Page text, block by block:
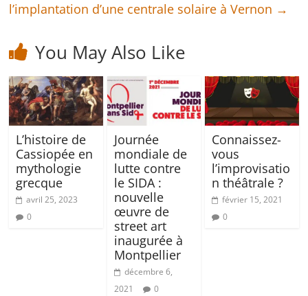
l’implantation d’une centrale solaire à Vernon →
You May Also Like
L’histoire de
Cassiopée en
mythologie
grecque
avril 25, 2023
0
Journée
mondiale de
lutte contre
le SIDA :
nouvelle
œuvre de
street art
inaugurée à
Montpellier
décembre 6,
2021
0
Connaissez-
vous
l’improvisatio
n théâtrale ?
février 15, 2021
0